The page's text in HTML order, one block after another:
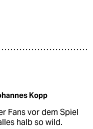
Kopp
Fans vor dem Spiel
halb so wild.